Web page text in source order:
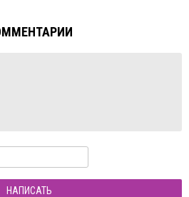
НАПИСАТЬ